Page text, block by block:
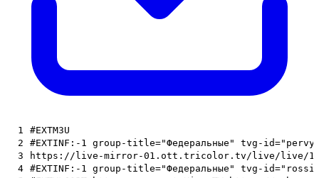
1
#EXTM3U
2
#EXTINF:-1 group-title="Федеральные" tvg-
3
https://live-mirror-01.ott.tricolor.tv/live/live/1TV_hd/
4 #EXTINF:-1 group-title="Федеральные" tvg-